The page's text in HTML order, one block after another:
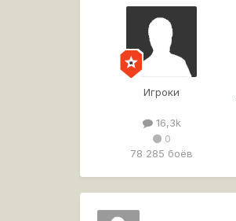
Игроки
16,3k
0
78 285 боёв